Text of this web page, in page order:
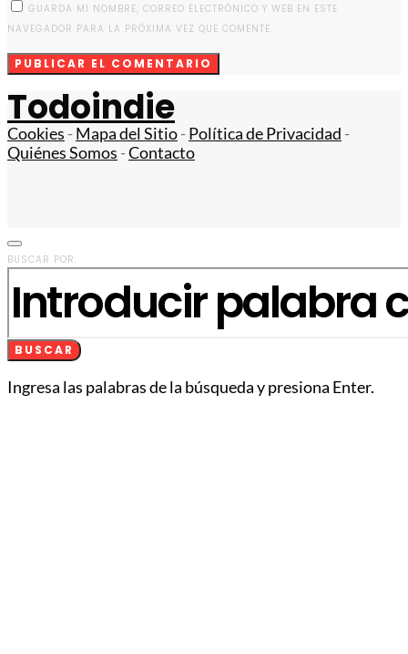
GUARDA MI NOMBRE, CORREO ELECTRÓNICO Y WEB EN ESTE
NAVEGADOR PARA LA PRÓXIMA VEZ QUE COMENTE.
Todoindie
Cookies -Mapa del Sitio-Política de Privacidad -
Quiénes Somos -Contacto
BUSCAR POR:
BUSCAR
Ingresa las palabras de la búsqueda y presiona Enter.